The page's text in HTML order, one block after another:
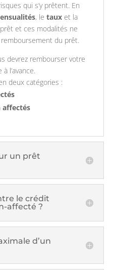
qui s’y prêtent. En
, letaux et la
et ces modalités ne
du prêt.
devrez rembourser votre
l’avance.
deux catégories :
affectés
un prêt
le crédit
affecté ?
d’un